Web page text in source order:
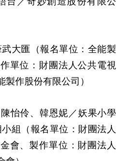
大匯（報名單位：全能製
單位：財團法人公共電視
作股份有限公司）
怡伶、韓恩妮／妖果小學
組（報名單位：財團法人
會、製作單位：財團法人